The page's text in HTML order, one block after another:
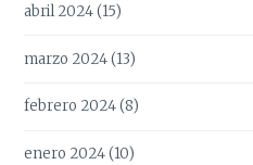
abril 2024(15)
marzo 2024(13)
febrero 2024(8)
enero 2024(10)